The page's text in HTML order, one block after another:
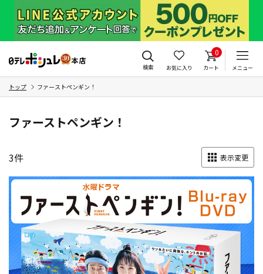
検索 お気に入り
0
カート メニュー
トップ ファーストペンギン！
ファーストペンギン！
3件 表示変更